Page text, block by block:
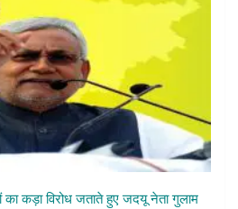
कड़ा विरोध जताते हुए जदयू नेता गुलाम